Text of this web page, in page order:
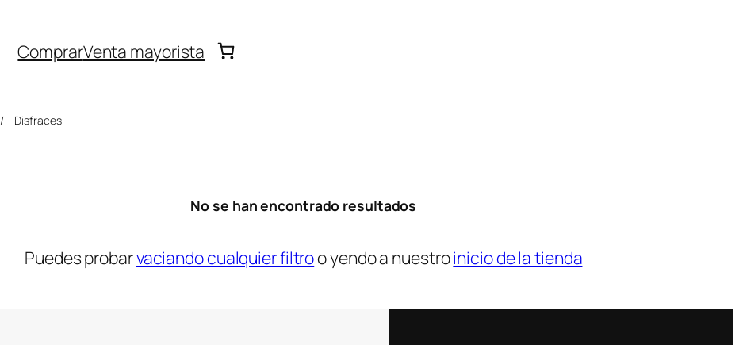
ComprarVenta mayorista
/ – Disfraces
No se han encontrado resultados
Puedes probarvaciando cualquier filtroo yendo a nuestroinicio de la tienda